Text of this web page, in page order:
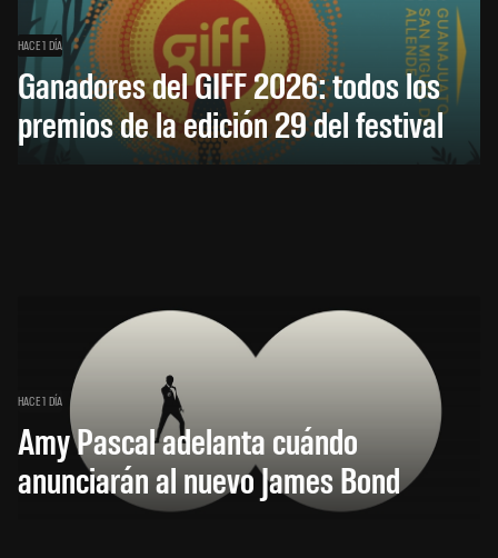
HACE 1 DÍA
Ganadores del GIFF 2026: todos los
premios de la edición 29 del festival
HACE 1 DÍA
Amy Pascal adelanta cuándo
anunciarán al nuevo James Bond